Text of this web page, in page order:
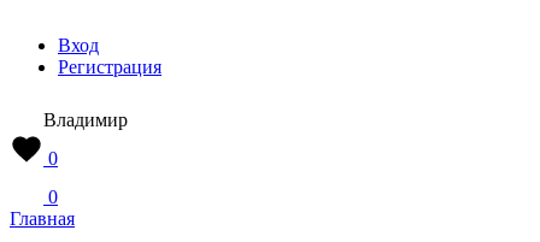
Вход
Регистрация
Владимир
0
0
Главная